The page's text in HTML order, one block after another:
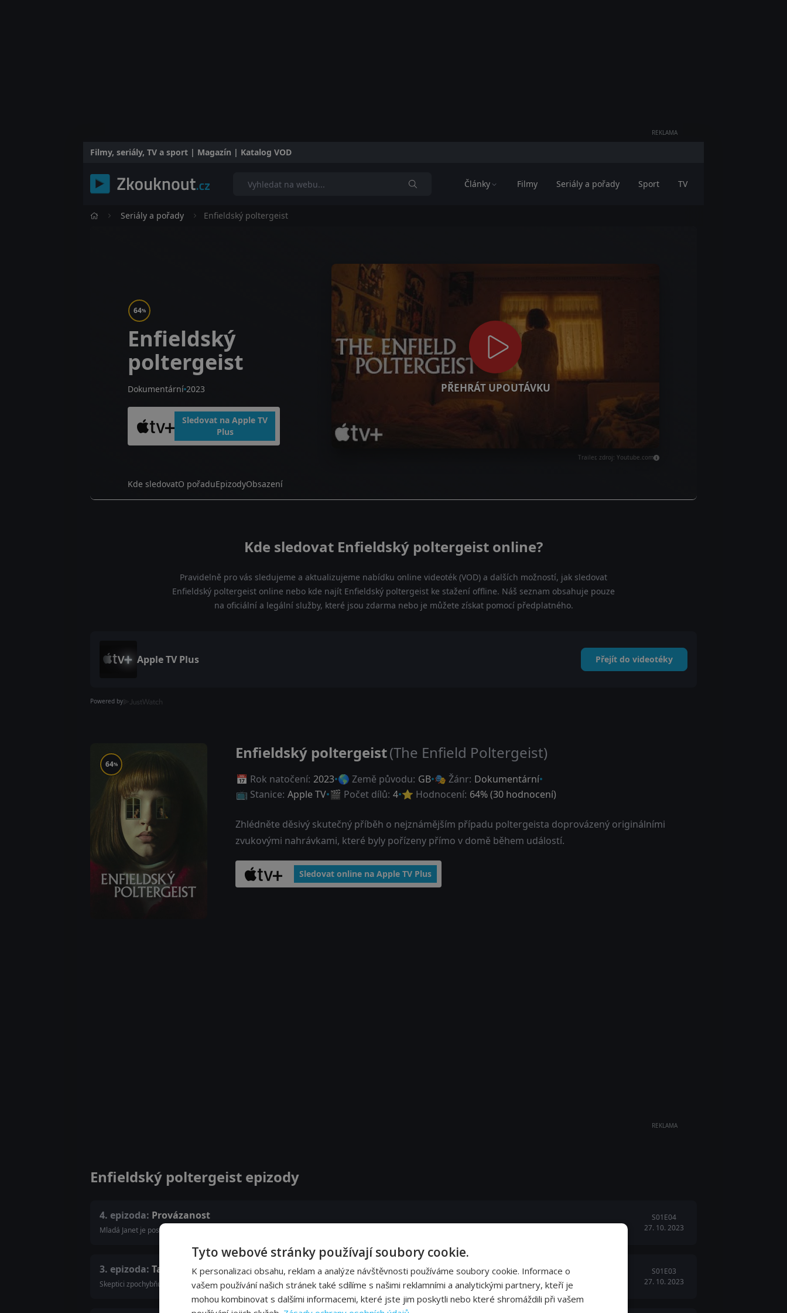
REKLAMA
Filmy, seriály, TV a sport | Magazín | Katalog VOD
Články Filmy Seriály a pořady Sport TV
Seriály a pořady Enfieldský poltergeist
PŘEHRÁT UPOUTÁVKU
Trailer, zdroj: Youtube.com
64%
Enfieldský
poltergeist
Dokumentární 2023
Sledovat na Apple TV
Plus
Kde sledovatO pořaduEpizodyObsazení
Kde sledovat Enfieldský poltergeist online?
Pravidelně pro vás sledujeme a aktualizujeme nabídku online videoték (VOD) a dalších možností, jak sledovat
Enfieldský poltergeist online nebo kde najít Enfieldský poltergeist ke stažení offline. Náš seznam obsahuje pouze
na oficiální a legální služby, které jsou zdarma nebo je můžete získat pomocí předplatného.
Apple TV Plus Přejít do videotéky
Powered by
64%
Enfieldský poltergeist(The Enfield Poltergeist)
📅 Rok natočení: 2023 🌎 Země původu: GB 🎭 Žánr: Dokumentární
📺 Stanice: Apple TV 🎬 Počet dílů: 4 ⭐ Hodnocení: 64% (30 hodnocení)
Zhlédněte děsivý skutečný příběh o nejznámějším případu poltergeista doprovázený originálními
zvukovými nahrávkami, které byly pořízeny přímo v domě během událostí.
Sledovat online na Apple TV Plus
REKLAMA
Enfieldský poltergeist epizody
4. epizoda: Provázanost
Mladá Janet je poslána pryč. Jako dospělá přemítá o tom, co se jí stalo, a o důsledcích Mauriceova vyšetřování.
S01E04
27. 10. 2023
3. epizoda: Ta věc
Skeptici zpochybňují Mauriceova tvrzení a rodina čelí obviněním, že vše předstírá.
S01E03
27. 10. 2023
Tyto webové stránky používají soubory cookie.
K personalizaci obsahu, reklam a analýze návštěvnosti používáme soubory cookie. Informace o
vašem používání našich stránek také sdílíme s našimi reklamními a analytickými partnery, kteří je
mohou kombinovat s dalšími informacemi, které jste jim poskytli nebo které shromáždili při vašem